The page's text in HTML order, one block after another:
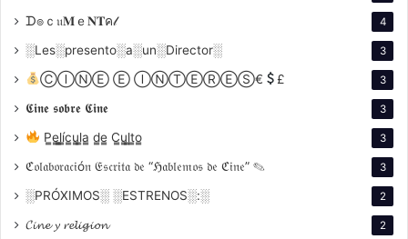
ᗪ๏ｃ𝔲𝐌ｅ𝐍𝐓ค𝓁 4
░Les░presento░a░un░Director░ 3
ⒸⒾⓃⒺ Ⓔ ⒾⓃⓉⒺⓇⒺⓈ€ £ 3
𝕮𝖎𝖓𝖊 𝖘𝖔𝖇𝖗𝖊 𝕮𝖎𝖓𝖊 3
P̳e̳l̳í̳c̳u̳l̳a̳ d̳e̳ C̳u̳l̳t̳o̳ 3
ℭ𝔬𝔩𝔞𝔟𝔬𝔯𝔞𝔠𝔦ó𝔫 𝔈𝔰𝔠𝔯𝔦𝔱𝔞 𝔡𝔢 “ℌ𝔞𝔟𝔩𝔢𝔪𝔬𝔰 𝔡𝔢 ℭ𝔦𝔫𝔢” ✎ 3
░PRÓXIMOS░ ░ESTRENOS░:░ 2
𝓒𝓲𝓷𝓮 𝔂 𝓻𝓮𝓵𝓲𝓰𝓲𝓸𝓷 2